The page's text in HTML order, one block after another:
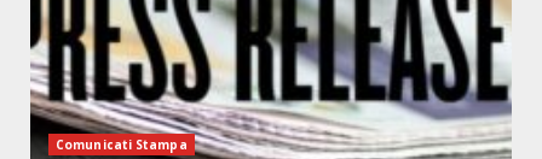
Comunicati Stampa